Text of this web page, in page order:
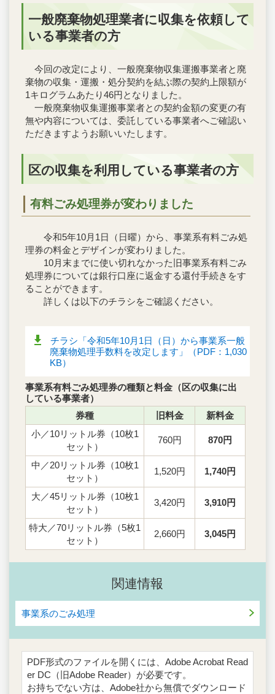
一般廃棄物処理業者に収集を依頼して
いる事業者の方
今回の改定により、一般廃棄物収集運搬事業者と廃
棄物の収集・運搬・処分契約を結ぶ際の契約上限額が
1キログラムあたり46円となりました。
一般廃棄物収集運搬事業者との契約金額の変更の有
無や内容については、委託している事業者へご確認い
ただきますようお願いいたします。
区の収集を利用している事業者の方
有料ごみ処理券が変わりました
令和5年10月1日（日曜）から、事業系有料ごみ処
理券の料金とデザインが変わりました。
10月末までに使い切れなかった旧事業系有料ごみ
処理券については銀行口座に返金する還付手続きをす
ることができます。
詳しくは以下のチラシをご確認ください。
チラシ「令和5年10月1日（日）から事業系一般
廃棄物処理手数料を改定します」（PDF：1,030
KB）
事業系有料ごみ処理券の種類と料金（区の収集に出
している事業者）
券種
旧料金
新料金
小／10リットル券（10枚1
セット）
760円 870円
中／20リットル券（10枚1
セット）
1,520円 1,740円
大／45リットル券（10枚1
セット）
3,420円 3,910円
特大／70リットル券（5枚1
セット）
2,660円 3,045円
関連情報
事業系のごみ処理
PDF形式のファイルを開くには、Adobe Acrobat Read
er DC（旧Adobe Reader）が必要です。
お持ちでない方は、Adobe社から無償でダウンロード